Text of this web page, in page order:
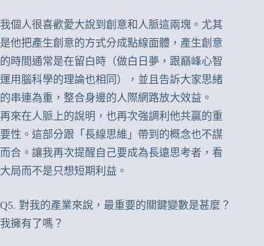
我個人很喜歡愛大說到創意和人脈這兩塊。尤其
是他把產生創意的方式分成點線面體，產生創意
的時間通常是在留白時（做白日夢，跟巔峰心智
運用腦科學的理論也相同），並且告訴大家思緒
的串連為重，整合身邊的人際網路放大效益。
再來在人脈上的說明，也再次強調利他共贏的重
要性。這部分跟「長線思維」帶到的概念也不謀
而合。讓我再次提醒自己要成為長遠思考者，看
大局而不是只想短期利益。
Q5. 對我的產業來說，最重要的關鍵變數是甚麼？
我擁有了嗎？